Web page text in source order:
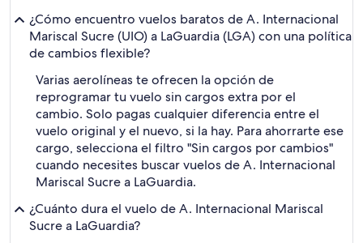
¿Cómo encuentro vuelos baratos de A. Internacional
Mariscal Sucre (UIO) a LaGuardia (LGA) con una política
de cambios flexible?
Varias aerolíneas te ofrecen la opción de
reprogramar tu vuelo sin cargos extra por el
cambio. Solo pagas cualquier diferencia entre el
vuelo original y el nuevo, si la hay. Para ahorrarte ese
cargo, selecciona el filtro "Sin cargos por cambios"
cuando necesites buscar vuelos de A. Internacional
Mariscal Sucre a LaGuardia.
¿Cuánto dura el vuelo de A. Internacional Mariscal
Sucre a LaGuardia?